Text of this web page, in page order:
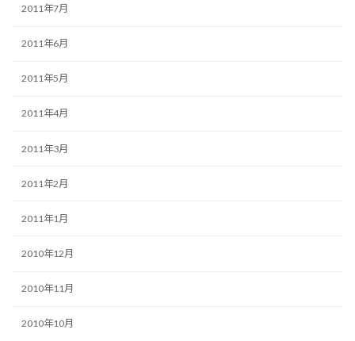
2011年7月
2011年6月
2011年5月
2011年4月
2011年3月
2011年2月
2011年1月
2010年12月
2010年11月
2010年10月